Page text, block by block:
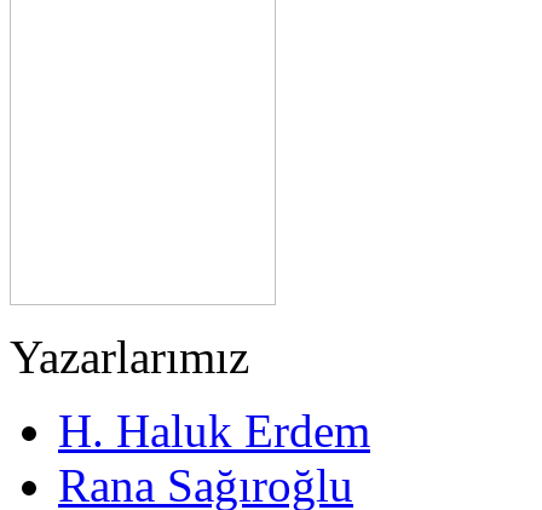
Yazarlarımız
H. Haluk Erdem
Rana Sağıroğlu